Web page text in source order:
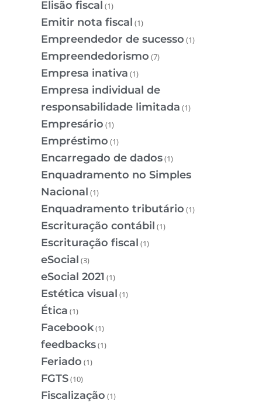
Elisão fiscal (1)
Emitir nota fiscal (1)
Empreendedor de sucesso (1)
Empreendedorismo (7)
Empresa inativa (1)
Empresa individual de
responsabilidade limitada (1)
Empresário (1)
Empréstimo (1)
Encarregado de dados(1)
Enquadramento no Simples
Nacional (1)
Enquadramento tributário (1)
Escrituração contábil (1)
Escrituração fiscal (1)
eSocial (3)
eSocial 2021 (1)
Estética visual (1)
Ética (1)
Facebook(1)
feedbacks(1)
Feriado (1)
FGTS(10)
Fiscalização (1)